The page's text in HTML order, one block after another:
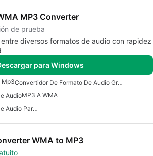
MP3 Converter
de prueba
diversos formatos de audio con rapidez
para Windows
Mp3
Convertidor De Formato De Audio Gratuito Para Windows
AudioMP3 A WMA
Convertidor De Formato De Audio Para Windows
WMA to MP3